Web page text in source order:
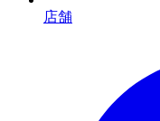
店舗